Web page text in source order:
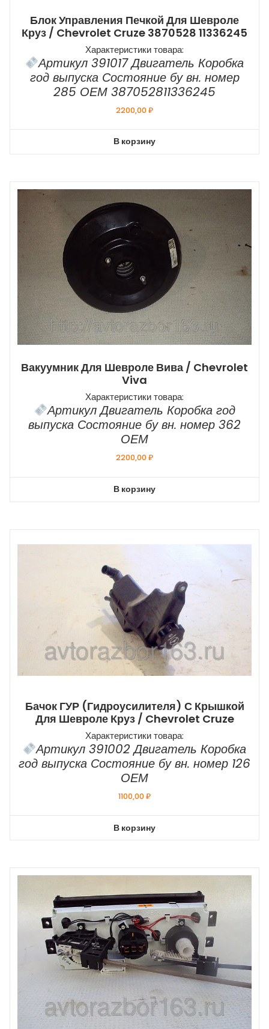
Блок Управления Печкой Для Шевроле
Круз / Chevrolet Cruze 3870528 11336245
Характеристики товара:
Артикул 391017 Двигатель Коробка
год выпуска Состояние бу вн. номер
285 ОЕМ 387052811336245
2200,00₽
В корзину
Вакуумник Для Шевроле Вива / Chevrolet
Viva
Характеристики товара:
Артикул Двигатель Коробка год
выпуска Состояние бу вн. номер 362
ОЕМ
2200,00₽
В корзину
Бачок ГУР (гидроусилителя) С Крышкой
Для Шевроле Круз / Chevrolet Cruze
Характеристики товара:
Артикул 391002 Двигатель Коробка
год выпуска Состояние бу вн. номер 126
ОЕМ
1100,00₽
В корзину